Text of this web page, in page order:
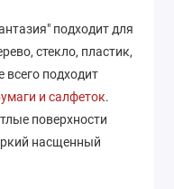
подходит для
стекло, пластик,
подходит
и салфеток.
поверхности
насщенный